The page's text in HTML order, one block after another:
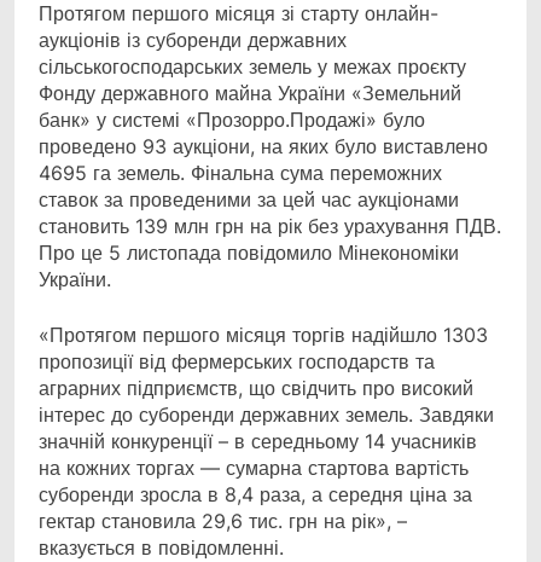
Протягом першого місяця зі старту онлайн-
аукціонів із суборенди державних
сільськогосподарських земель у межах проєкту
Фонду державного майна України «Земельний
банк» у системі «Прозорро.Продажі» було
проведено 93 аукціони, на яких було виставлено
4695 га земель. Фінальна сума переможних
ставок за проведеними за цей час аукціонами
становить 139 млн грн на рік без урахування ПДВ.
Про це 5 листопада повідомило Мінекономіки
України.
«Протягом першого місяця торгів надійшло 1303
пропозиції від фермерських господарств та
аграрних підприємств, що свідчить про високий
інтерес до суборенди державних земель. Завдяки
значній конкуренції – в середньому 14 учасників
на кожних торгах — сумарна стартова вартість
суборенди зросла в 8,4 раза, а середня ціна за
гектар становила 29,6 тис. грн на рік», –
вказується в повідомленні.